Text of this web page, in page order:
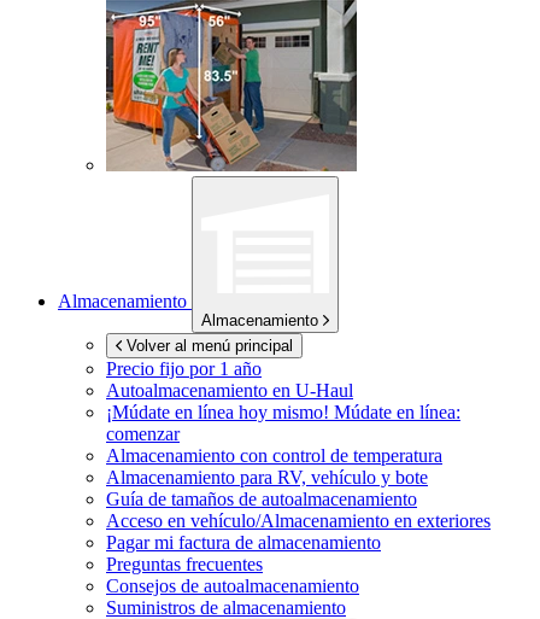
Almacenamiento
Almacenamiento
Volver al menú principal
Precio fijo por 1 año
Autoalmacenamiento en U-Haul
¡Múdate en línea hoy mismo! Múdate en línea:
comenzar
Almacenamiento con control de temperatura
Almacenamiento para RV, vehículo y bote
Guía de tamaños de autoalmacenamiento
Acceso en vehículo/Almacenamiento en exteriores
Pagar mi factura de almacenamiento
Preguntas frecuentes
Consejos de autoalmacenamiento
Suministros de almacenamiento